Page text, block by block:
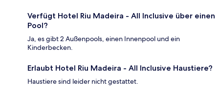
Verfügt Hotel Riu Madeira - All Inclusive über einen
Pool?
Ja, es gibt 2 Außenpools, einen Innenpool und ein
Kinderbecken.
Erlaubt Hotel Riu Madeira - All Inclusive Haustiere?
Haustiere sind leider nicht gestattet.